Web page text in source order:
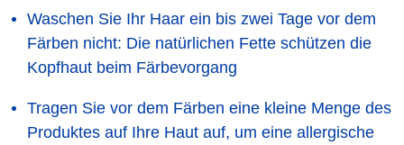
Waschen Sie Ihr Haar ein bis zwei Tage vor dem
Färben nicht: Die natürlichen Fette schützen die
Kopfhaut beim Färbevorgang
Tragen Sie vor dem Färben eine kleine Menge des
Produktes auf Ihre Haut auf, um eine allergische